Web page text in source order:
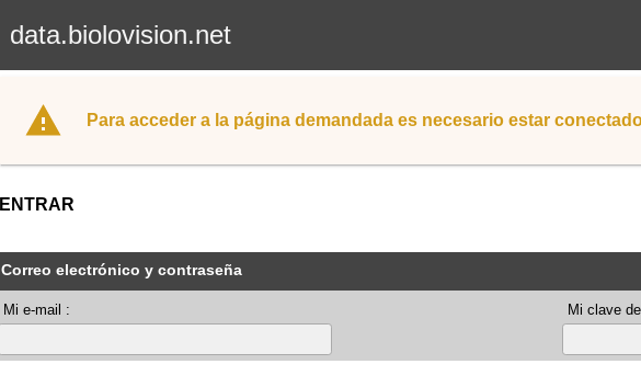
data.biolovision.net
Para acceder a la página demandada es necesario estar
ENTRAR
Correo electrónico y contraseña
Mi e-mail : Mi clave